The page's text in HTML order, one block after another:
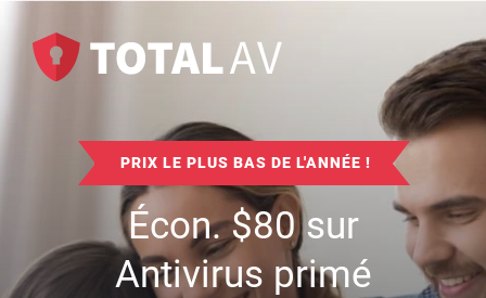
PRIX LE PLUS BAS DE L'ANNÉE !
Écon.$80sur
Antivirus primé